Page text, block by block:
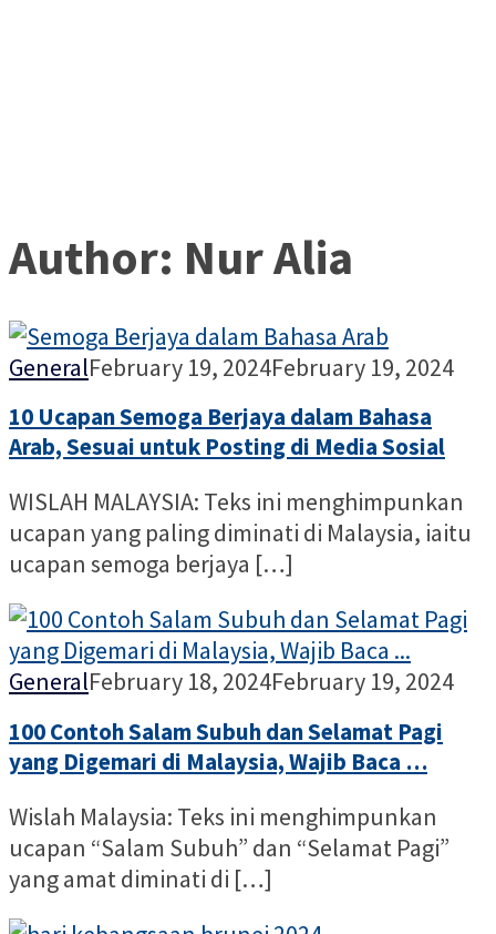
Author: Nur Alia
GeneralNur
February 19, 2024February 19, 2024
10 Ucapan Semoga Berjaya dalam Bahasa
Arab, Sesuai untuk Posting di Media Sosial
WISLAH MALAYSIA: Teks ini menghimpunkan
ucapan yang paling diminati di Malaysia, iaitu
ucapan semoga berjaya […]
GeneralNur
February 18, 2024February 19, 2024
100 Contoh Salam Subuh dan Selamat Pagi
yang Digemari di Malaysia, Wajib Baca …
Wislah Malaysia: Teks ini menghimpunkan
ucapan “Salam Subuh” dan “Selamat Pagi”
yang amat diminati di […]